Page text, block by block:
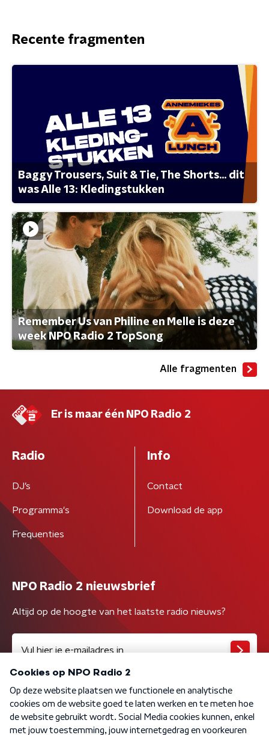
Recente fragmenten
Baggy Trousers, Suit & Tie, The Shorts... dit
was Alle 13: Kledingstukken
Remember Us van Philine en Melle is deze
week NPO Radio 2 TopSong
Alle fragmenten
Er is maar één NPO Radio 2
Radio
DJ’s
Programma's
Frequenties
Info
Contact
Download de app
NPO Radio 2 nieuwsbrief
Altijd op de hoogte van het laatste radio nieuws?
Algemene voorwaarden